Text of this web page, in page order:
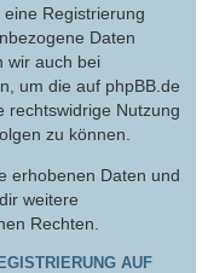
Registrierung
Daten
wir auch bei
um die auf phpBB.de
rechtswidrige Nutzung
zu können.
erhobenen Daten und
weitere
Rechten.
AUF